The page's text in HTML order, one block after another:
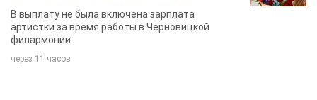
певица
В выплату не была включена зарплата
артистки за время работы в Черновицкой
филармонии
через 11 часов